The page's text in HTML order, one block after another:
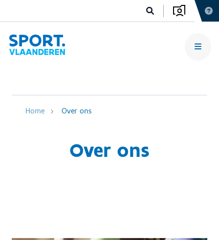
Home Over ons
Over ons